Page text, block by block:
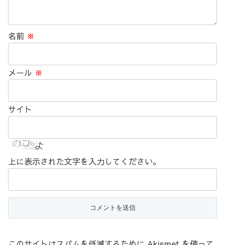
名前 ※
メール ※
サイト
上に表示された文字を入力してください。